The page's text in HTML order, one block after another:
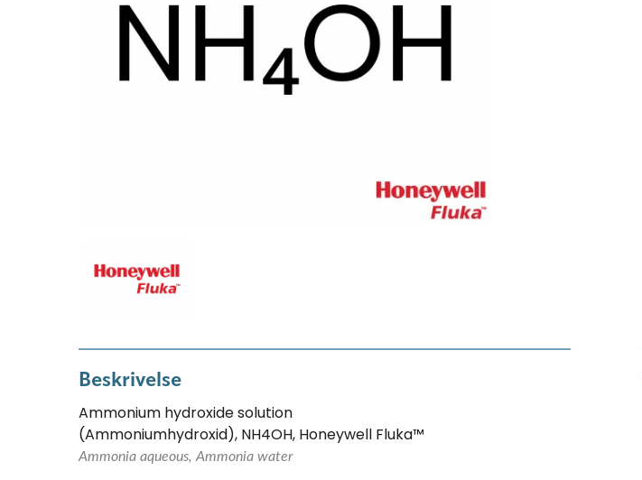
Beskrivelse
Ammonium hydroxide solution
(Ammoniumhydroxid), NH4OH, Honeywell Fluka™
Ammonia aqueous, Ammonia water